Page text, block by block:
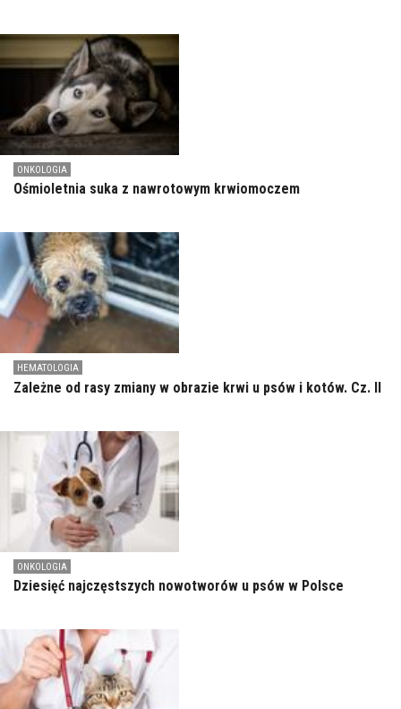
ONKOLOGIA
Ośmioletnia suka z nawrotowym krwiomoczem
HEMATOLOGIA
Zależne od rasy zmiany w obrazie krwi u psów i kotów. Cz. II
ONKOLOGIA
Dziesięć najczęstszych nowotworów u psów w Polsce